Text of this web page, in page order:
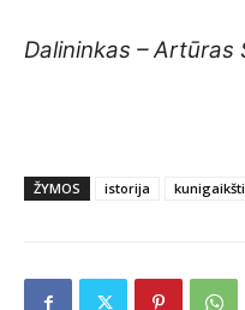
Dalininkas – Artūras
ŽYMOS istorija